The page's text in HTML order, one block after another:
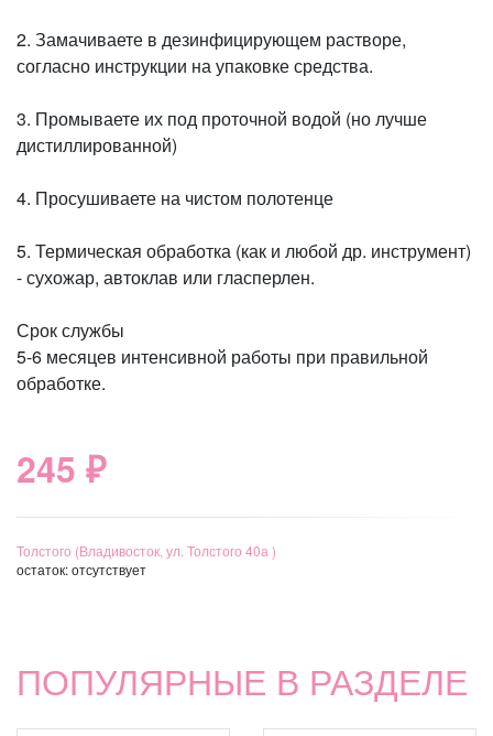
2. Замачиваете в дезинфицирующем растворе,
согласно инструкции на упаковке средства.
3. Промываете их под проточной водой (но лучше
дистиллированной)
4. Просушиваете на чистом полотенце
5. Термическая обработка (как и любой др. инструмент)
- сухожар, автоклав или гласперлен.
Срок службы
5-6 месяцев интенсивной работы при правильной
обработке.
245 ₽
Толстого (Владивосток, ул. Толстого 40а )
остаток:отсутствует
ПОПУЛЯРНЫЕ В РАЗДЕЛЕ